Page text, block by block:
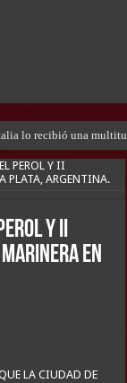
lo recibió una
PEROL Y II
PLATA, ARGENTINA.
Y II
EN
LA CIUDAD DE